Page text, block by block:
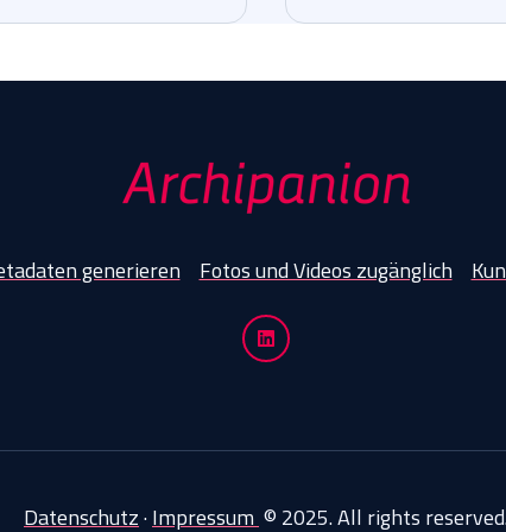
generieren Fotos und Videos zugänglich
Datenschutz·Impressum © 2025. All rights